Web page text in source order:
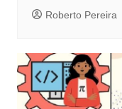
Roberto Pereira